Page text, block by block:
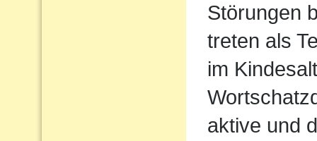
Störungen
treten als
im
aktive und